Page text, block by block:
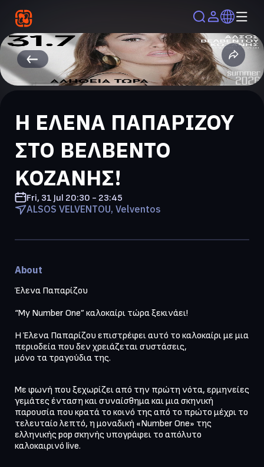
Η ΕΛΕΝΑ ΠΑΠΑΡΙΖΟΥ
ΣΤΟ ΒΕΛΒΕΝΤΟ
ΚΟΖΑΝΗΣ!
Fri, 31 Jul 20:30 - 23:45
ALSOS VELVENTOU, Velventos
About
Έλενα Παπαρίζου
“My Number One” καλοκαίρι τώρα ξεκινάει!
Η Έλενα Παπαρίζου επιστρέφει αυτό το καλοκαίρι µε µια
περιοδεία που δεν χρειάζεται συστάσεις,
µόνο τα τραγούδια της.
Με φωνή που ξεχωρίζει από την πρώτη νότα, ερµηνείες
γεμάτες ένταση και συναίσθημα και µια σκηνική
παρουσία που κρατά το κοινό της από το πρώτο µέχρι το
τελευταίο λεπτό, η µοναδική «Number One» της
ελληνικής pop σκηνής υπογράφει το απόλυτο
καλοκαιρινό live.